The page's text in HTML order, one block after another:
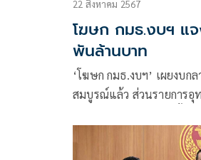
22 สิงหาคม 2567
โฆษก กมธ.งบฯ แ
พันล้านบาท
‘โฆษก กมธ.งบฯ’ เผยงบ
สมบูรณ์แล้ว ส่วนรายการ